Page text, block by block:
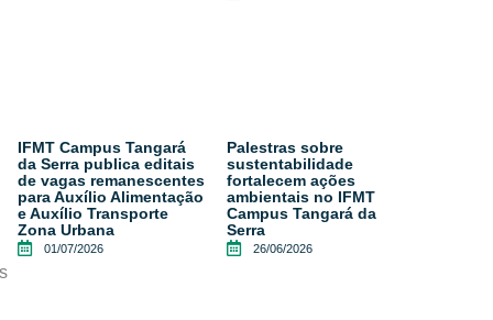
IFMT Campus Tangará
da Serra publica editais
de vagas remanescentes
para Auxílio Alimentação
e Auxílio Transporte
Zona Urbana
01/07/2026
Palestras sobre
sustentabilidade
fortalecem ações
ambientais no IFMT
Campus Tangará da
Serra
26/06/2026